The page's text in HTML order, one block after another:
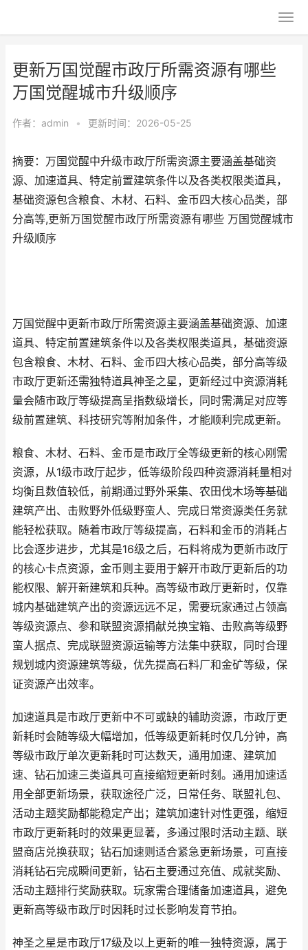
更新万国觉醒市政厅所需资源有哪些
万国觉醒城市升级顺序
作者： admin • 更新时间：2026-05-25
摘要：万国觉醒中升级市政厅所需资源主要涵盖基础资
源、加速道具、特定前置建筑条件以及各类权限类道具，
基础资源包含粮食、木材、石料、金币四大核心品类，部
分高等,更新万国觉醒市政厅所需资源有哪些 万国觉醒城市
升级顺序
万国觉醒中更新市政厅所需资源主要涵盖基础资源、加速
道具、特定前置建筑条件以及各类权限类道具，基础资源
包含粮食、木材、石料、金币四大核心品类，部分高等级
市政厅更新还需独特道具神圣之星，更新经过中资源消耗
量会随市政厅等级提高呈指数级增长，同时需满足对应等
级前置建筑、科技研究等附加条件，才能顺利完成更新。
粮食、木材、石料、金币是市政厅全等级更新的核心刚需
资源，从1级市政厅起步，低等级阶段四种资源消耗量相对
均衡且数值较低，前期通过野外采集、农田伐木场等基础
建筑产出、击败野外低级野蛮人、完成日常资源类任务就
能轻松获取。随着市政厅等级提高，石料和金币的消耗占
比会逐步进步，尤其是16级之后，石料将成为更新市政厅
的核心卡点资源，金币则主要用于解开市政厅更新后的功
能权限、解开新建筑和兵种。高等级市政厅更新时，仅靠
城内基础建筑产出的资源远远不足，需要玩家通过占领高
等级资源点、参和联盟资源捐献兑换宝箱、击败高等级野
蛮人据点、完成联盟资源运输等方法集中获取，同时合理
规划城内资源建筑等级，优先提高石料厂和金矿等级，保
证资源产出效率。
加速道具是市政厅更新中不可或缺的辅助资源，市政厅更
新耗时会随等级大幅增加，低等级更新耗时仅几分钟，高
等级市政厅单次更新耗时可达数天，通用加速、建筑加
速、钻石加速三类道具可直接缩短更新时刻。通用加速适
用全部更新场景，获取途径广泛，日常任务、联盟礼包、
活动主题奖励都能稳定产出；建筑加速针对性更强，缩短
市政厅更新耗时的效果更显著，多通过限时活动主题、联
盟商店兑换获取；钻石加速则适合紧急更新场景，可直接
消耗钻石完成瞬间更新，钻石主要通过充值、成就奖励、
活动主题排行奖励获取。玩家需合理储备加速道具，避免
更新高等级市政厅时因耗时过长影响发育节拍。
神圣之星是市政厅17级及以上更新的唯一独特资源，属于